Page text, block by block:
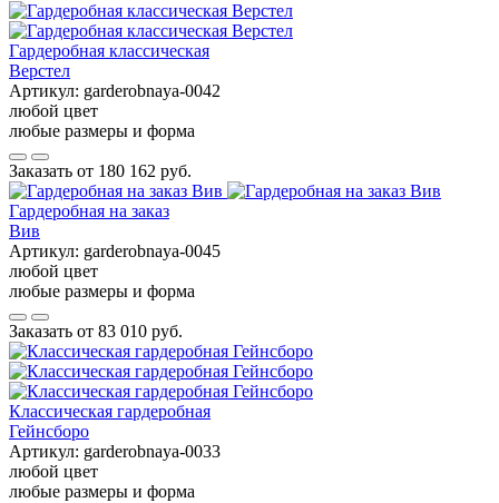
Гардеробная классическая
Верстел
Артикул: garderobnaya-0042
любой цвет
любые размеры и форма
Заказать от 180 162 руб.
Гардеробная на заказ
Вив
Артикул: garderobnaya-0045
любой цвет
любые размеры и форма
Заказать от 83 010 руб.
Классическая гардеробная
Гейнсборо
Артикул: garderobnaya-0033
любой цвет
любые размеры и форма